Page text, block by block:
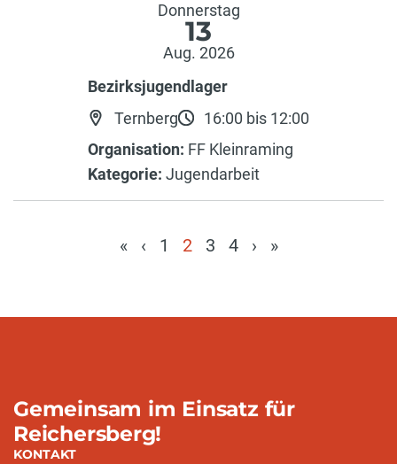
Donnerstag
13
Aug. 2026
Bezirksjugendlager
Ternberg
16:00 bis 12:00
Organisation: FF Kleinraming
Kategorie: Jugendarbeit
« ‹ 1 2 3 4 › »
Gemeinsam im Einsatz für
Reichersberg!
KONTAKT